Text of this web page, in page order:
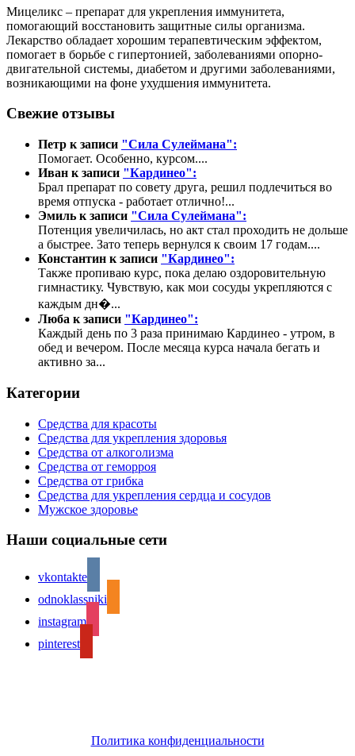
Мицеликс – препарат для укрепления иммунитета,
помогающий восстановить защитные силы организма.
Лекарство обладает хорошим терапевтическим эффектом,
помогает в борьбе с гипертонией, заболеваниями опорно-
двигательной системы, диабетом и другими заболеваниями,
возникающими на фоне ухудшения иммунитета.
Свежие отзывы
Петр к записи "Сила Сулеймана":
Помогает. Особенно, курсом....
Иван к записи "Кардинео":
Брал препарат по совету друга, решил подлечиться во
время отпуска - работает отлично!...
Эмиль к записи "Сила Сулеймана":
Потенция увеличилась, но акт стал проходить не дольше
а быстрее. Зато теперь вернулся к своим 17 годам....
Константин к записи "Кардинео":
Также пропиваю курс, пока делаю оздоровительную
гимнастику. Чувствую, как мои сосуды укрепляются с
каждым дн�...
Люба к записи "Кардинео":
Каждый день по 3 раза принимаю Кардинео - утром, в
обед и вечером. После месяца курса начала бегать и
активно за...
Категории
Средства для красоты
Средства для укрепления здоровья
Средства от алкоголизма
Средства от геморроя
Средства от грибка
Средства для укрепления сердца и сосудов
Мужское здоровье
Наши социальные сети
vkontakte
odnoklassniki
instagram
pinterest
Политика конфиденциальности